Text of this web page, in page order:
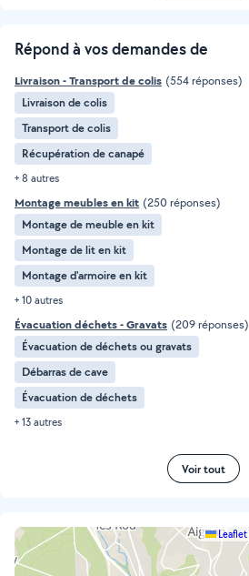
Répond à vos demandes de
Livraison - Transport de colis (554 réponses)
Livraison de colis
Transport de colis
Récupération de canapé
+ 8 autres
Montage meubles en kit (250 réponses)
Montage de meuble en kit
Montage de lit en kit
Montage d'armoire en kit
+ 10 autres
Évacuation déchets - Gravats (209 réponses)
Évacuation de déchets ou gravats
Débarras de cave
Évacuation de déchets
+ 13 autres
Voir tout
Leaflet